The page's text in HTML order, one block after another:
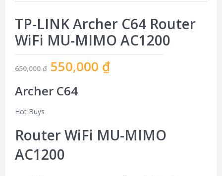
TP-LINK Archer C64 Router
WiFi MU-MIMO AC1200
650,000₫ 550,000 ₫
Archer C64
Hot Buys
Router WiFi MU-MIMO
AC1200